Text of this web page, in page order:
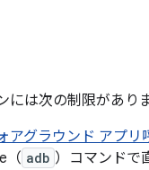
は次の制限がありま
アグラウンド アプリ
（ adb ）コマンドで